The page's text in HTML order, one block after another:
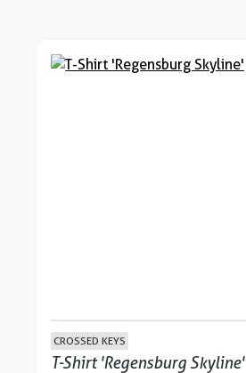
CROSSED KEYS
T-Shirt 'Regensburg Skyline'